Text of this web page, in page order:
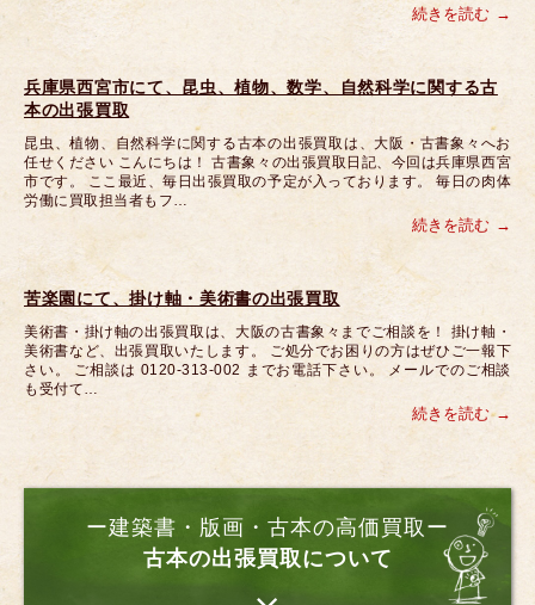
続きを読む
兵庫県西宮市にて、昆虫、植物、数学、自然科学に関する古
本の出張買取
昆虫、植物、自然科学に関する古本の出張買取は、大阪・古書象々へお
任せください こんにちは！ 古書象々の出張買取日記、今回は兵庫県西宮
市です。 ここ最近、毎日出張買取の予定が入っております。 毎日の肉体
労働に買取担当者もフ…
続きを読む
苦楽園にて、掛け軸・美術書の出張買取
美術書・掛け軸の出張買取は、大阪の古書象々までご相談を！ 掛け軸・
美術書など、出張買取いたします。 ご処分でお困りの方はぜひご一報下
さい。 ご相談は 0120-313-002 までお電話下さい。 メールでのご相談
も受付て…
続きを読む
ー建築書・版画・古本の高価買取ー
古本の出張買取について